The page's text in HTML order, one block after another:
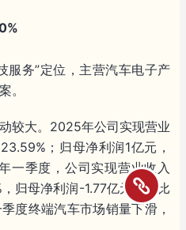
服务”定位，主营汽车电子产
。
较大。2025年公司实现营业
；归母净利润1亿元，
一季度，公司实现营业收入
，归母净利润-1.77亿元，同比
度终端汽车市场销量下滑，